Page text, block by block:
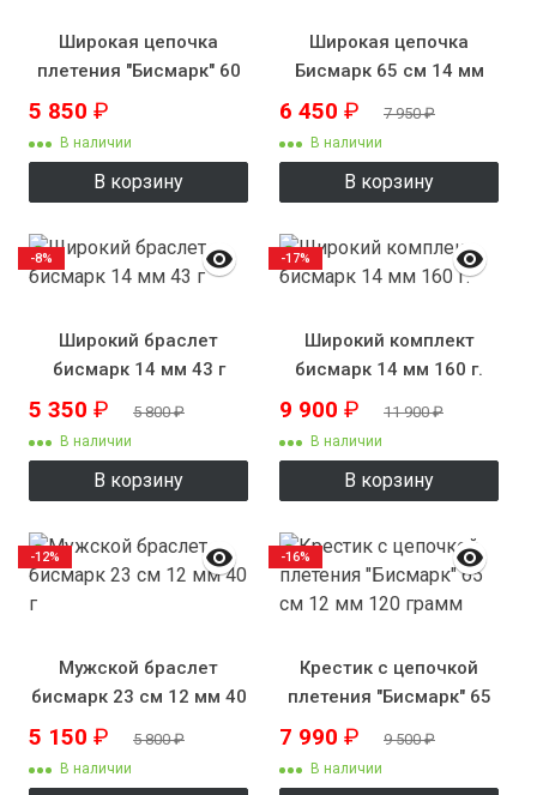
Широкая цепочка
плетения "Бисмарк" 60
см 12 мм 105 г.
5 850 ₽
В наличии
В корзину
Широкая цепочка
Бисмарк 65 см 14 мм
6 450 ₽ 7 950₽
В наличии
В корзину
Широкий браслет
бисмарк 14 мм 43 г
5 350 ₽ 5 800₽
В наличии
В корзину
-8%
Широкий комплект
бисмарк 14 мм 160 г.
9 900 ₽ 11 900₽
В наличии
В корзину
-17%
Мужской браслет
бисмарк 23 см 12 мм 40
5 150 ₽ 5 800₽
В наличии
-12%
Крестик с цепочкой
плетения "Бисмарк" 65
см 12 мм 120 грамм
7 990 ₽ 9 500₽
В наличии
-16%